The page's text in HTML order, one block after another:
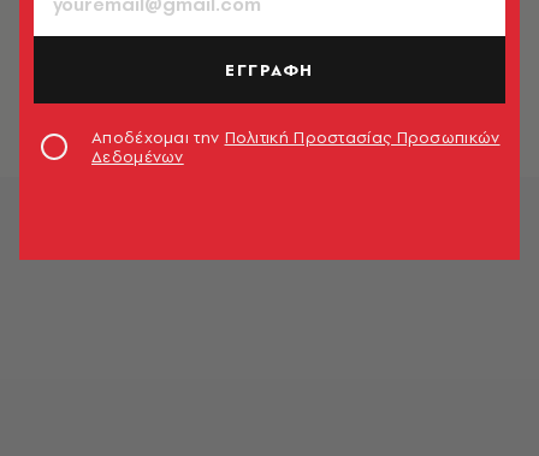
ΠΟΛΙΤΙΚΗ & ΟΙΚΟΝΟΜΙΑ
Αυτοδιοικητικές Εκλογές 2023: Σε
ποιες περιοχές θα γίνει β' γύρος
Newsroom
ΕΓΓΡΑΦΗ
Αποδέχομαι την Πολιτική Προστασίας Προσωπικών
Δεδομένων